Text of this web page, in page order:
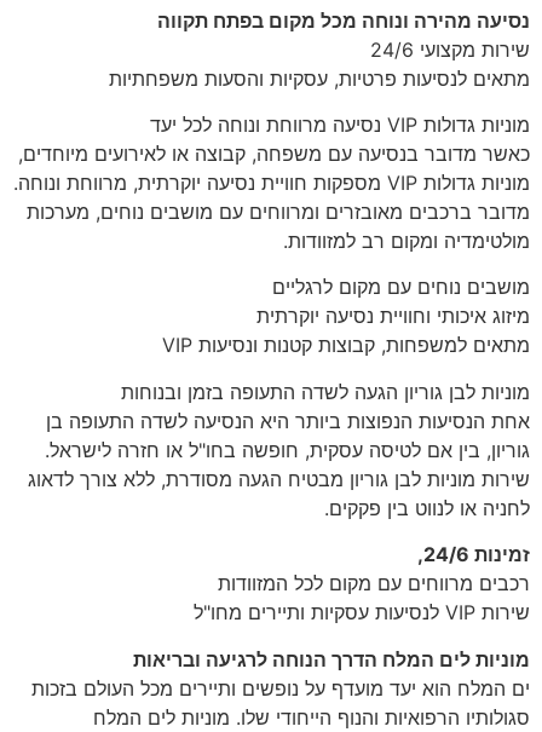
נסיעה מהירה ונוחה מכל מקום בפתח תקווה
שירות מקצועי 24/6
מתאים לנסיעות פרטיות, עסקיות והסעות משפחתיות
מוניות גדולות VIP נסיעה מרווחת ונוחה לכל יעד
כאשר מדובר בנסיעה עם משפחה, קבוצה או לאירועים מיוחדים,
מוניות גדולות VIP מספקות חוויית נסיעה יוקרתית, מרווחת ונוחה.
מדובר ברכבים מאובזרים ומרווחים עם מושבים נוחים, מערכות
מולטימדיה ומקום רב למזוודות.
מושבים נוחים עם מקום לרגליים
מיזוג איכותי וחוויית נסיעה יוקרתית
מתאים למשפחות, קבוצות קטנות ונסיעות VIP
מוניות לבן גוריון הגעה לשדה התעופה בזמן ובנוחות
אחת הנסיעות הנפוצות ביותר היא הנסיעה לשדה התעופה בן
גוריון, בין אם לטיסה עסקית, חופשה בחו"ל או חזרה לישראל.
שירות מוניות לבן גוריון מבטיח הגעה מסודרת, ללא צורך לדאוג
לחניה או לנווט בין פקקים.
זמינות 24/6,
רכבים מרווחים עם מקום לכל המזוודות
שירות VIP לנסיעות עסקיות ותיירים מחו"ל
מוניות לים המלח הדרך הנוחה לרגיעה ובריאות
ים המלח הוא יעד מועדף על נופשים ותיירים מכל העולם בזכות
סגולותיו הרפואיות והנוף הייחודי שלו. מוניות לים המלח